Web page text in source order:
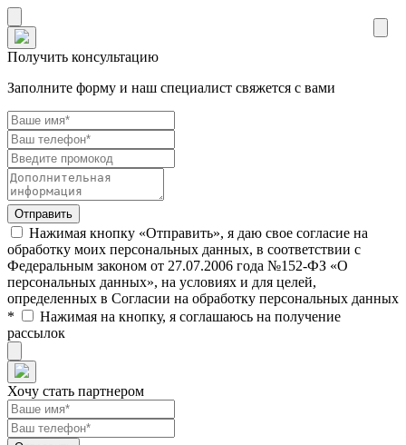
Получить консультацию
Заполните форму и наш специалист свяжется с вами
Нажимая кнопку «Отправить», я даю свое согласие на
обработку моих персональных данных, в соответствии с
Федеральным законом от 27.07.2006 года №152-ФЗ «О
персональных данных», на условиях и для целей,
определенных в Согласии на обработку персональных данных
*
Нажимая на кнопку, я соглашаюсь на получение
рассылок
Хочу стать партнером